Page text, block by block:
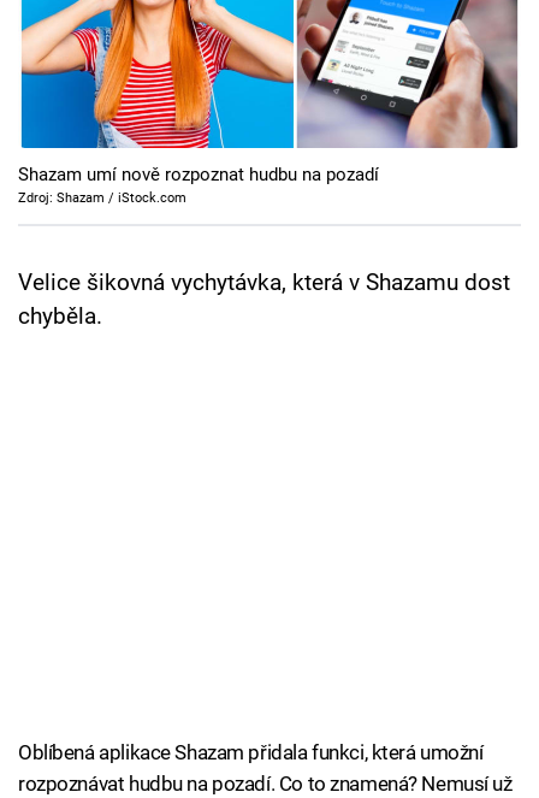
Cool Esport
Pořady
TV Program
Přihlášení
Shazam umí nově rozpoznat hudbu na pozadí
Zdroj: Shazam / iStock.com
Velice šikovná vychytávka, která v Shazamu dost
chyběla.
Oblíbená aplikace Shazam přidala funkci, která umožní
rozpoznávat hudbu na pozadí. Co to znamená? Nemusí už